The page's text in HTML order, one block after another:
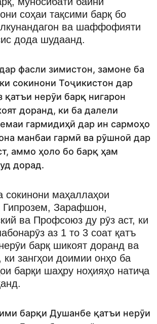
соҳаи тақсими барқ ​​бо
ва шаффофияти
дода шудаанд.
фасли зимистон, замоне ба
сокинони Тоҷикистон дар
қатъи нерӯи барқ ​​нигарон
доранд, ки ба далели
гармидиҳӣ дар ин сармоҳо
манбаи гармӣ ва рӯшноӣ дар
аммо ҳоло бо барқ ҳам
дорад.
сокинони маҳаллаҳои
Гипрозем, Зарафшон,
ва Профсоюз ду рӯз аст, ки
аз 1 то 3 соат қатъ
барқ ​​шикоят доранд ва
ки зангҳои доимии онҳо ба
барқи шаҳру ноҳияҳо натиҷа
барқи Душанбе қатъи нерӯи